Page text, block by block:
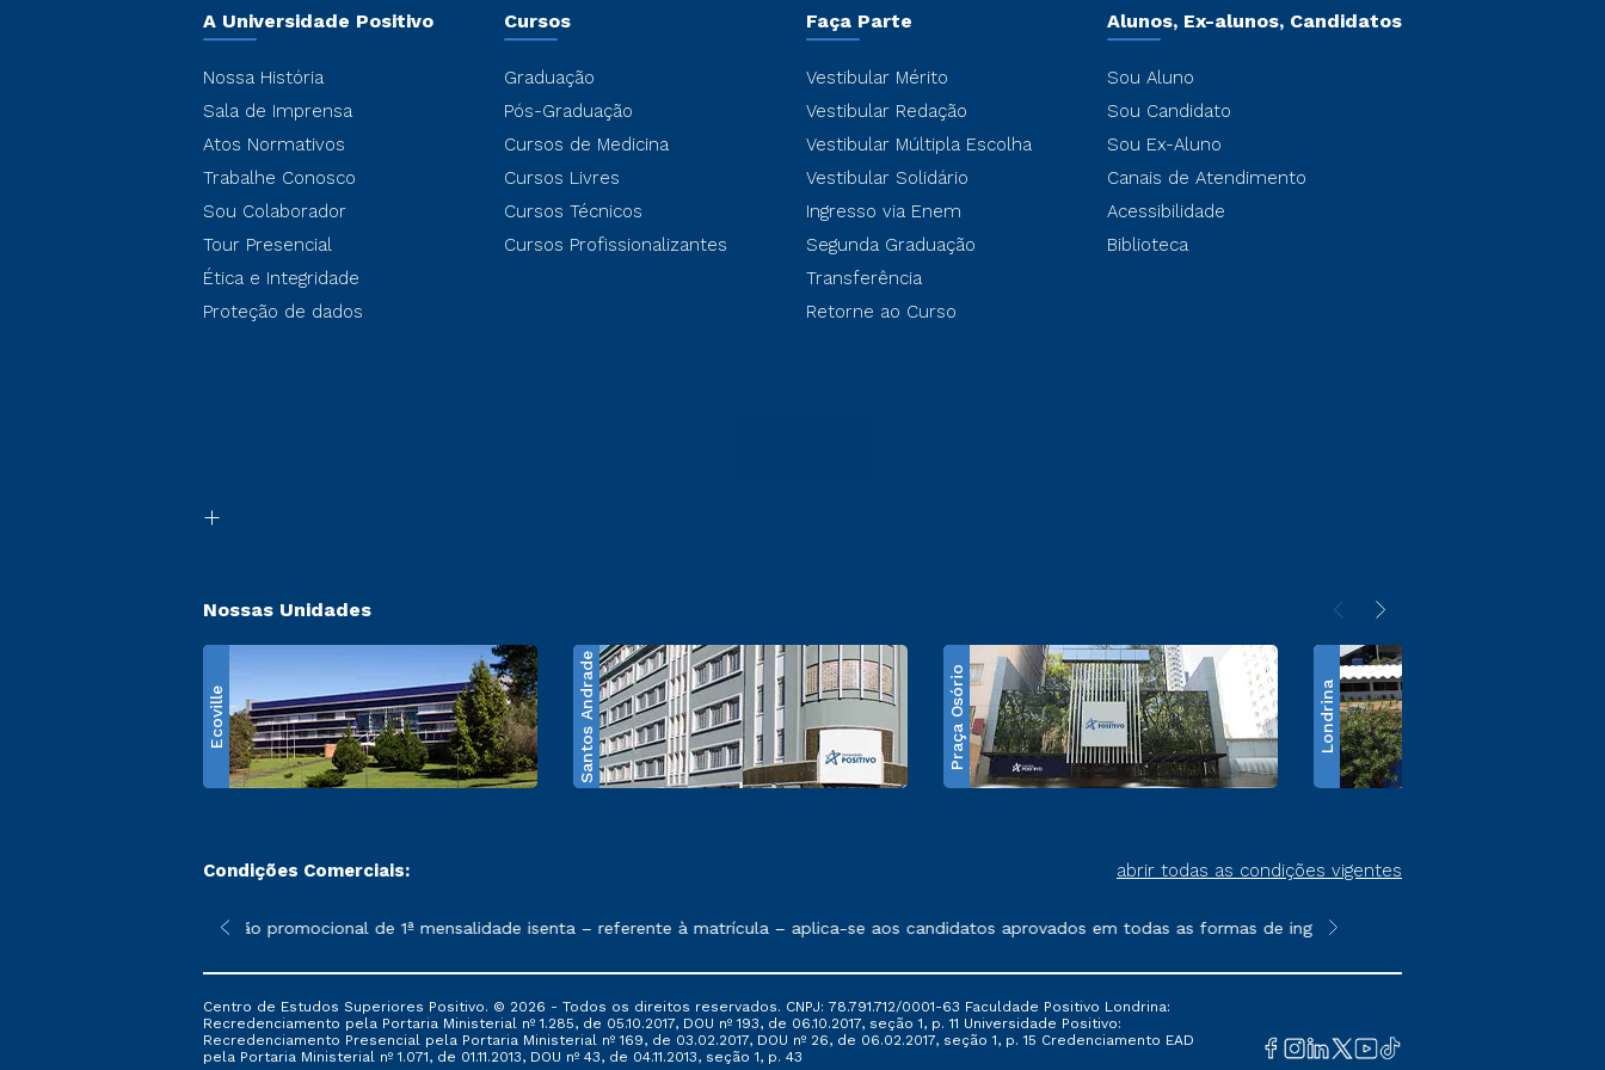
A Universidade Positivo
Nossa História
Sala de Imprensa
Atos Normativos
Trabalhe Conosco
Sou Colaborador
Tour Presencial
Ética e Integridade
Proteção de dados
Cursos
Graduação
Pós-Graduação
Cursos de Medicina
Cursos Livres
Cursos Técnicos
Cursos Profissionalizantes
Faça Parte
Vestibular Mérito
Vestibular Redação
Vestibular Múltipla Escolha
Vestibular Solidário
Ingresso via Enem
Segunda Graduação
Transferência
Retorne ao Curso
Alunos, Ex-alunos, Candidatos
Sou Aluno
Sou Candidato
Sou Ex-Aluno
Canais de Atendimento
Acessibilidade
Biblioteca
Nossas Unidades
Ecoville Santos Andrade Praça Osório Londrina
Condições Comerciais: abrir todas as condições vigentes
sofrer alterações nos períodos de rematrícula conforme exposto no contrato de prestação de serviços
*A condição promocional de 1ª mensalidade isenta – referente à matrícula – aplica-se aos candidatos aprovados em todas as formas de ingresso, exceto na prova on-line
**Semipresencial é um formato do
Centro de Estudos Superiores Positivo. © 2026 - Todos os direitos reservados. CNPJ: 78.791.712/0001-63 Faculdade Positivo Londrina:
Recredenciamento pela Portaria Ministerial nº 1.285, de 05.10.2017, DOU nº 193, de 06.10.2017, seção 1, p. 11 Universidade Positivo:
Recredenciamento Presencial ​pela Portaria Ministerial nº 169, de 03.02.2017, DOU nº 26, de 06.02.2017, seção 1, p. 15 Credenciamento EAD
pela Portaria Ministerial nº 1.071, de 01.11.2013, DOU nº 43, de 04.11.2013, seção 1, p. 43